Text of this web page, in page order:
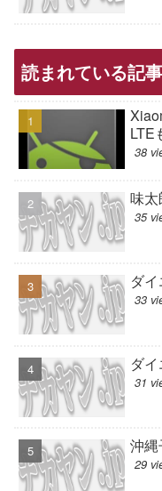
読まれている記事
LTE
38
味太
35
ダ
33
ダ
31
沖縄
29